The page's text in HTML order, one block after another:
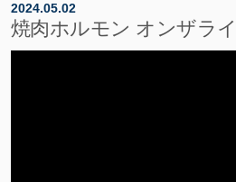
2024.05.02
焼肉ホルモン オンザラ